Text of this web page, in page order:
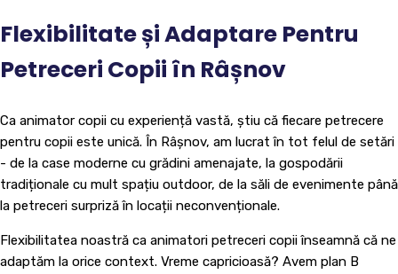
Flexibilitate și Adaptare Pentru
Petreceri Copii în Râșnov
Ca animator copii cu experiență vastă, știu că fiecare petrecere
pentru copii este unică. În Râșnov, am lucrat în tot felul de setări
- de la case moderne cu grădini amenajate, la gospodării
tradiționale cu mult spațiu outdoor, de la săli de evenimente până
la petreceri surpriză în locații neconvenționale.
Flexibilitatea noastră ca animatori petreceri copii înseamnă că ne
adaptăm la orice context. Vreme capricioasă? Avem plan B